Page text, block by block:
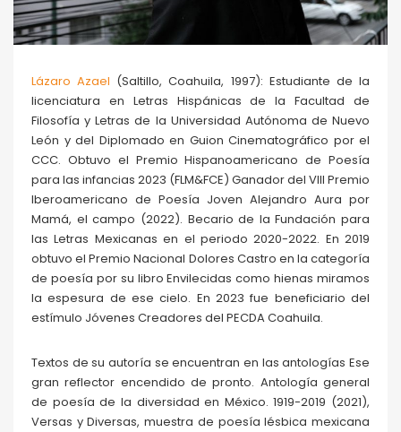
Lázaro Azael (Saltillo, Coahuila, 1997): Estudiante de la
licenciatura en Letras Hispánicas de la Facultad de
Filosofía y Letras de la Universidad Autónoma de Nuevo
León y del Diplomado en Guion Cinematográfico por el
CCC. Obtuvo el Premio Hispanoamericano de Poesía
para las infancias 2023 (FLM&FCE) Ganador del VIII Premio
Iberoamericano de Poesía Joven Alejandro Aura por
Mamá, el campo (2022). Becario de la Fundación para
las Letras Mexicanas en el periodo 2020-2022. En 2019
obtuvo el Premio Nacional Dolores Castro en la categoría
de poesía por su libro Envilecidas como hienas miramos
la espesura de ese cielo. En 2023 fue beneficiario del
estímulo Jóvenes Creadores del PECDA Coahuila.
Textos de su autoría se encuentran en las antologías Ese
gran reflector encendido de pronto. Antología general
de poesía de la diversidad en México. 1919-2019 (2021),
Versas y Diversas, muestra de poesía lésbica mexicana